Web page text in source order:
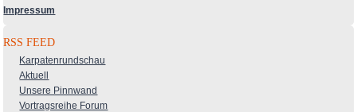
Impressum
RSS FEED
Karpatenrundschau
Aktuell
Unsere Pinnwand
Vortragsreihe Forum